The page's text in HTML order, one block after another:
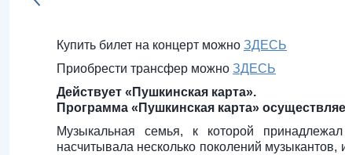
Купить билет на концерт можно ЗДЕСЬ
Приобрести трансфер можно ЗДЕСЬ
Действует «Пушкинская карта».
Программа «Пушкинская карта»
Музыкальная семья, к которой
насчитывала несколько поколений